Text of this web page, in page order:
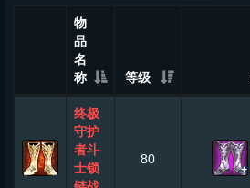
物
品
名
称
等级
终极
守护
者斗
士锁
80
+